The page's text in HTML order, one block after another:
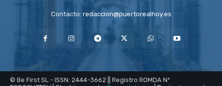
Contacto: redaccion@puertorealhoy.es
© Be First SL - ISSN: 2444-3662 || Registro ROMDA Nº